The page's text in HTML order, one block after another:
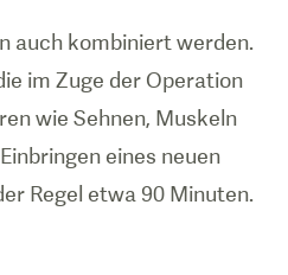
auch kombiniert werden.
im Zuge der Operation
wie Sehnen, Muskeln
eines neuen
Regel etwa 90 Minuten.